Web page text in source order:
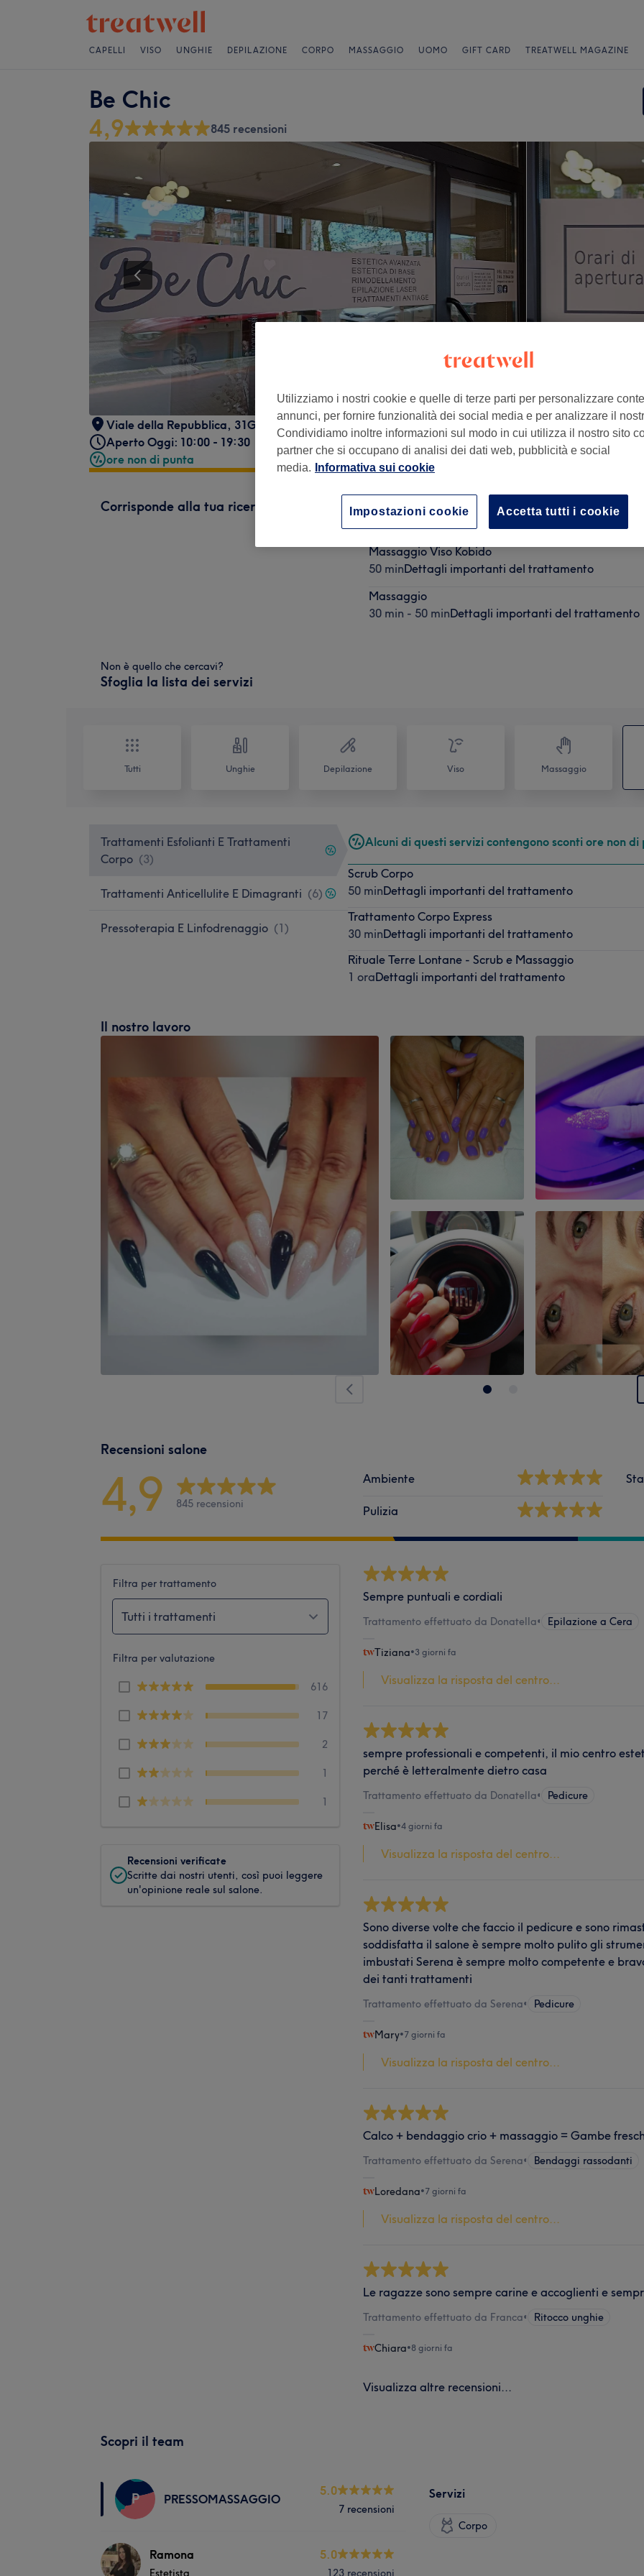
CAPELLI VISO UNGHIE DEPILAZIONE CORPO MASSAGGIO UOMO GIFT CARD TREATWELL MAGAZINE
Be Chic
4,9
845 recensioni
Viale della Repubblica, 31G Bologna BO, 40127
Aperto Oggi: 10:00 - 19:30
ore non di punta
Corrisponde alla tua ricerca
Rituale Terre Lontane - Scrub e Massaggio
Massaggio Viso Kobido
50 minDettagli importanti del trattamento
Massaggio
30 min - 50 minDettagli importanti del trattamento
Non è quello che cercavi?
Sfoglia la lista dei servizi
Tutti Unghie Depilazione Viso Massaggio
Trattamenti Esfolianti E Trattamenti
Corpo (3)
Trattamenti Anticellulite E Dimagranti (6)
Pressoterapia E Linfodrenaggio (1)
Alcuni di questi servizi contengono sconti ore non di
Scrub Corpo
50 minDettagli importanti del trattamento
Trattamento Corpo Express
30 minDettagli importanti del trattamento
Rituale Terre Lontane - Scrub e Massaggio
1 oraDettagli importanti del trattamento
Il nostro lavoro
Recensioni salone
4,9 845 recensioni
Ambiente
Pulizia
Filtra per trattamento
Tutti i trattamenti
Filtra per valutazione
616
17
2
1
1
Recensioni verificate
Scritte dai nostri utenti, così puoi leggere
un'opinione reale sul salone.
Sempre puntuali e cordiali
Trattamento effettuato da Donatella• Epilazione a Cera
Tiziana•3 giorni fa
Visualizza la risposta del centro...
sempre professionali e competenti, il mio centro
perché è letteralmente dietro casa
Trattamento effettuato da Donatella• Pedicure
Elisa•4 giorni fa
Visualizza la risposta del centro...
Sono diverse volte che faccio il pedicure e sono
soddisfatta il salone è sempre molto pulito gli
imbustati Serena è sempre molto competente e
dei tanti trattamenti
Trattamento effettuato da Serena• Pedicure
Mary•7 giorni fa
Visualizza la risposta del centro...
Calco + bendaggio crio + massaggio = Gambe
Trattamento effettuato da Serena• Bendaggi rassodanti
Loredana•7 giorni fa
Visualizza la risposta del centro...
Le ragazze sono sempre carine e accoglienti e
Trattamento effettuato da Franca• Ritocco unghie
Chiara•8 giorni fa
Visualizza altre recensioni...
Scopri il team
P PRESSOMASSAGGIO
5.0
7 recensioni
Ramona
Estetista
5.0
123 recensioni
Servizi
Corpo
Utilizziamo i nostri cookie e quelle di terze parti per personalizzare
annunci, per fornire funzionalità dei social media e per analizzare il
Condividiamo inoltre informazioni sul modo in cui utilizza il nostro sito
partner che si occupano di analisi dei dati web, pubblicità e social
media.
Informativa sui cookie
Accetta tutti i cookie
Impostazioni cookie